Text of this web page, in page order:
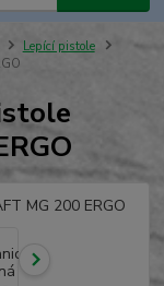
Lepící pistole